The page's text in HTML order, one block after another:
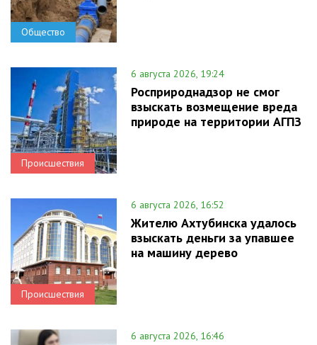
Общество
Происшествия
6 августа 2026, 19:24
Росприроднадзор не смог
взыскать возмещение вреда
природе на территории АГПЗ
Происшествия
6 августа 2026, 16:52
Жителю Ахтубинска удалось
взыскать деньги за упавшее
на машину дерево
6 августа 2026, 16:46